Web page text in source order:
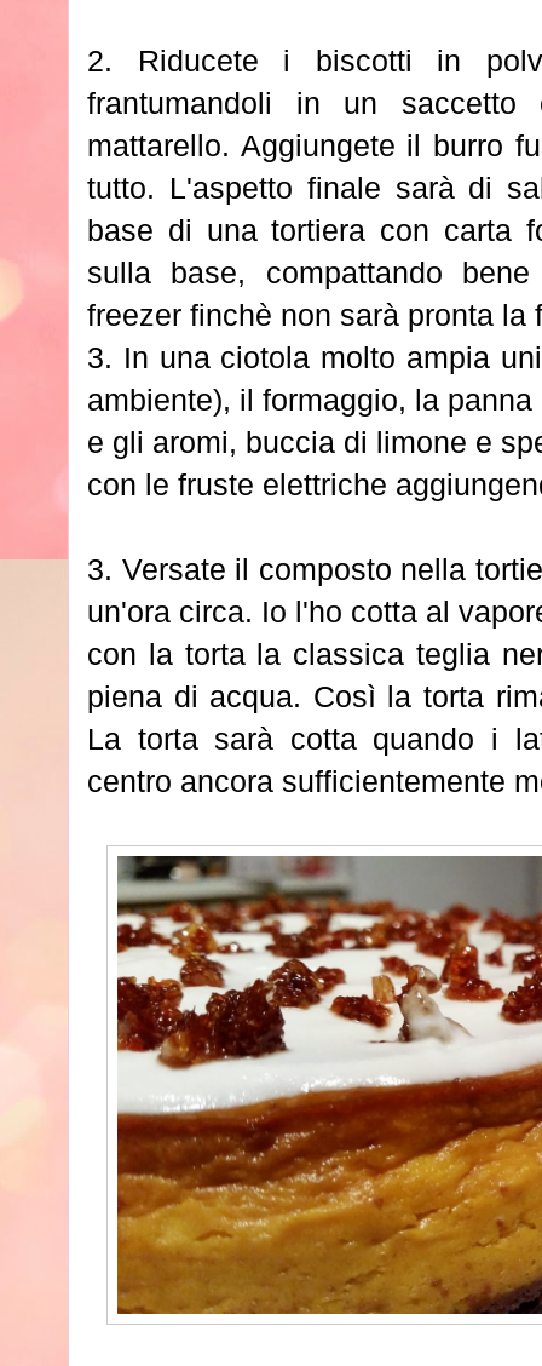
2. Riducete i biscotti in
frantumandoli in un
mattarello. Aggiungete il burro
tutto. L'aspetto finale sarà di
base di una tortiera con carta
sulla base, compattando
freezer finchè non sarà pronta la
3. In una ciotola molto ampia
ambiente), il formaggio, la
e gli aromi, buccia di limone e
con le fruste elettriche
3. Versate il composto nella
un'ora circa. Io l'ho cotta al
con la torta la classica teglia
piena di acqua. Così la torta
La torta sarà cotta quando i
centro ancora sufficientemente